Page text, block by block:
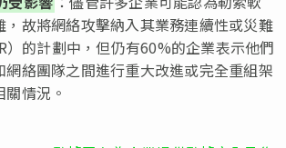
，故將網絡攻擊納入其業務連續性或災難
）的計劃中，但仍有60%的企業表示他們
網絡團隊之間進行重大改進或完全重組架
情況。